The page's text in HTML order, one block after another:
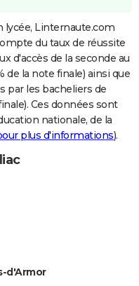
lycée, Linternaute.com
du taux de réussite
d'accès de la seconde au
de la note finale) ainsi que
par les bacheliers de
Ces données sont
nationale, de la
plus d'informations).
d'Armor